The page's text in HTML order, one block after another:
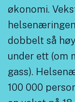
økonomi.
dobbelt så
under ett (om
gass).
100 000